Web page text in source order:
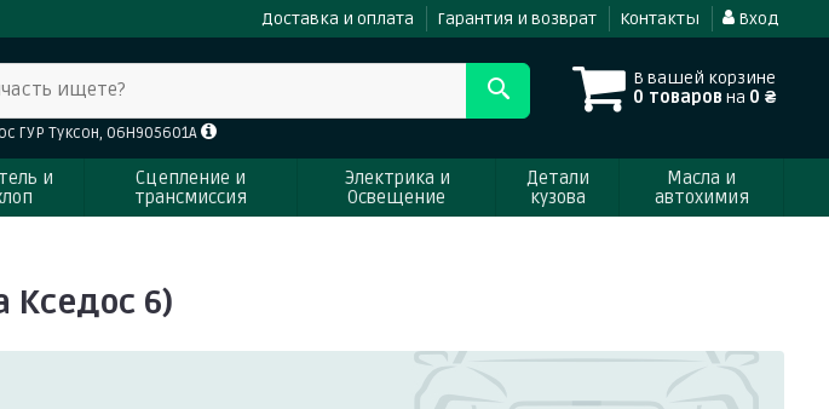
Доставка и оплата Гарантия и возврат Контакты Вход
В вашей корзине
0 товаров на 0 ₴
ищете?
ГУР Туксон, 06H905601A
и
Сцепление и
трансмиссия
Электрика и
Освещение
Детали
кузова
Масла и
автохимия
Кседос 6)